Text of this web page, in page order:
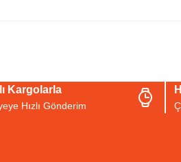
bozuk veya görüntülenemiyor.
Kargolarla
Hızlı Gönderim